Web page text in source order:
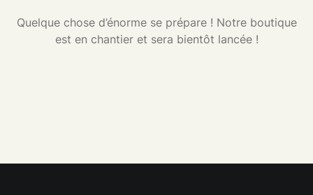
Quelque chose d’énorme se prépare ! Notre boutique
est en chantier et sera bientôt lancée !